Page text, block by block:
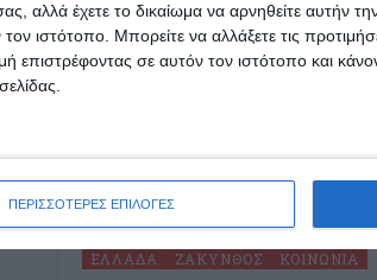
αλλά έχετε το δικαίωμα να αρνηθείτε αυτήν
τον ιστότοπο. Μπορείτε να αλλάξετε τις
επιστρέφοντας σε αυτόν τον ιστότοπο και
ΠΕΡΙΣΣΟΤΕΡΕΣ ΕΠΙΛΟΓΕΣ
ΕΛΛΆΔΑ ΖΆΚΥΝΘΟΣ ΚΟΙΝΩΝΊΑ